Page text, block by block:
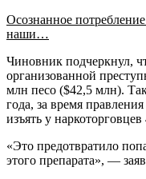
Осознанное
наши…
Чиновник подчеркнул,
организованной
млн песо ($42,5 млн).
года, за время
изъять у
«Это предотвратило
этого препарата», —